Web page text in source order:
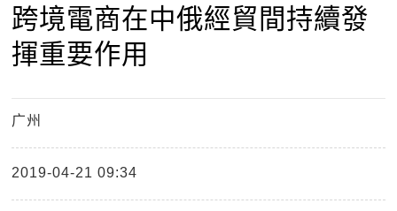
跨境電商在中俄經貿間持續發
揮重要作用
广州
2019-04-21 09:34